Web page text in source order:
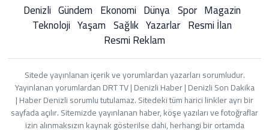
Denizli Gündem Ekonomi Dünya Spor Magazin
Teknoloji Yaşam Sağlık Yazarlar Resmi İlan
Resmi Reklam
Sitede yayınlanan içerik ve yorumlardan yazarları sorumludur.
Yayınlanan yorumlardan DRT TV | Denizli Haber | Denizli Son Dakika
| Haber Denizli sorumlu tutulamaz. Sitedeki tüm harici linkler ayrı bir
sayfada açılır. Sitemizde yayınlanan haber, köşe yazıları ve fotoğraflar
izin alınmaksızın kaynak gösterilse dahi, herhangi bir ortamda